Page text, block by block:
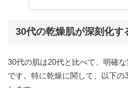
30代の乾燥肌が深刻化す
30代の肌は20代と比べて、明確
です。特に乾燥に関して、以下